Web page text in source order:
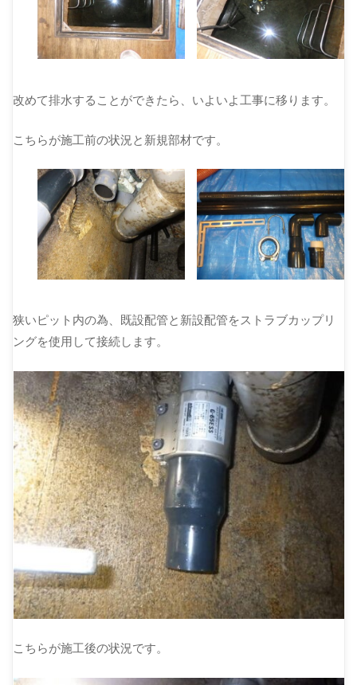
改めて排水することができたら、いよいよ工事に移ります。
こちらが施工前の状況と新規部材です。
狭いピット内の為、既設配管と新設配管をストラブカップリ
ングを使用して接続します。
こちらが施工後の状況です。